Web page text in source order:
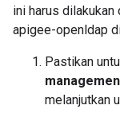
ini harus
apigee-openldap
Pastikan
melanjutkan